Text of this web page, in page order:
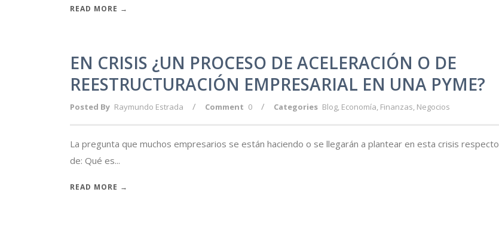
READ MORE →
EN CRISIS ¿UN PROCESO DE ACELERACIÓN O DE
REESTRUCTURACIÓN EMPRESARIAL EN UNA PYME?
Posted By Raymundo Estrada / Comment 0 / Categories Blog, Economía, Finanzas, Negocios
La pregunta que muchos empresarios se están haciendo o se llegarán a plantear en esta crisis respecto
de: Qué es...
READ MORE →